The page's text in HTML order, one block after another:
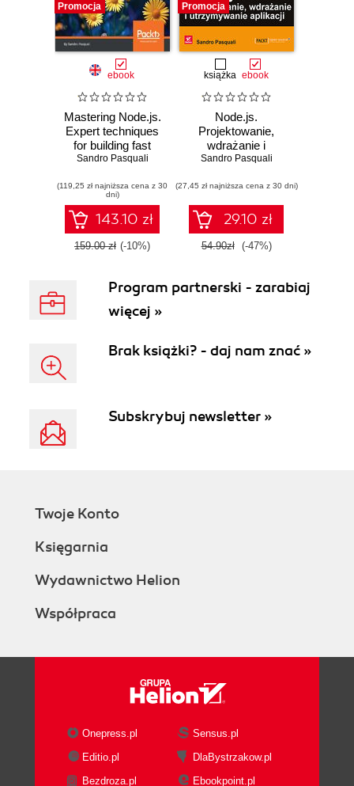
Promocja
ebook
Mastering Node.js.
Expert techniques
for building fast
servers and
network
applications with
minimal effort
Sandro Pasquali
(119,25 zł najniższa cena z 30
dni)
143.10 zł
159.00 zł (-10%)
Promocja
książka ebook
Node.js.
Projektowanie,
wdrażanie i
utrzymywanie
Sandro Pasquali
(27,45 zł najniższa cena z 30 dni)
29.10 zł
54.90zł (-47%)
Program partnerski - zarabiaj
więcej »
Brak książki? - daj nam znać »
Subskrybuj newsletter »
Twoje Konto
Księgarnia
Wydawnictwo Helion
Współpraca
Onepress.pl
Sensus.pl
Editio.pl
DlaBystrzakow.pl
Bezdroza.pl
Ebookpoint.pl